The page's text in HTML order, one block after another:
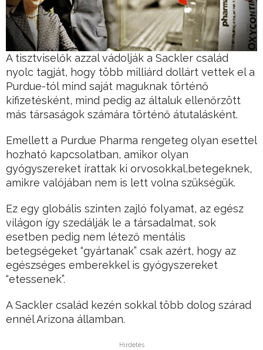
A tisztviselők azzal vádolják a Sackler család
nyolc tagját, hogy több milliárd dollárt vettek el a
Purdue-tól mind saját maguknak történő
kifizetésként, mind pedig az általuk ellenőrzött
más társaságok számára történő átutalásként.
Emellett a Purdue Pharma rengeteg olyan esettel
hozható kapcsolatban, amikor olyan
gyógyszereket írattak ki orvosokkal,betegeknek,
amikre valójában nem is lett volna szükségük.
Ez egy globális szinten zajló folyamat, az egész
világon így szedálják le a társadalmat, sok
esetben pedig nem létező mentális
betegségeket “gyártanak” csak azért, hogy az
egészséges emberekkel is gyógyszereket
“etessenek”.
A Sackler család kezén sokkal több dolog szárad
ennél Arizona államban.
Hirdetés